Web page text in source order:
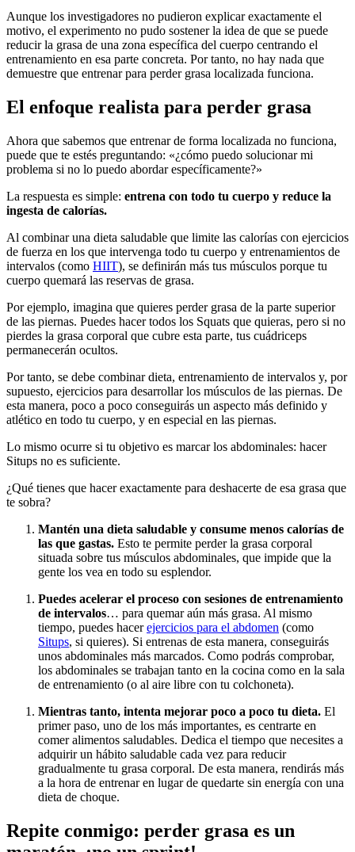
Aunque los investigadores no pudieron explicar exactamente el
motivo, el experimento no pudo sostener la idea de que se puede
reducir la grasa de una zona específica del cuerpo centrando el
entrenamiento en esa parte concreta. Por tanto, no hay nada que
demuestre que entrenar para perder grasa localizada funciona.
El enfoque realista para perder grasa
Ahora que sabemos que entrenar de forma localizada no funciona,
puede que te estés preguntando: «¿cómo puedo solucionar mi
problema si no lo puedo abordar específicamente?»
La respuesta es simple: entrena con todo tu cuerpo y reduce la
ingesta de calorías.
Al combinar una dieta saludable que limite las calorías con ejercicios
de fuerza en los que intervenga todo tu cuerpo y entrenamientos de
intervalos (como HIIT), se definirán más tus músculos porque tu
cuerpo quemará las reservas de grasa.
Por ejemplo, imagina que quieres perder grasa de la parte superior
de las piernas. Puedes hacer todos los Squats que quieras, pero si no
pierdes la grasa corporal que cubre esta parte, tus cuádriceps
permanecerán ocultos.
Por tanto, se debe combinar dieta, entrenamiento de intervalos y, por
supuesto, ejercicios para desarrollar los músculos de las piernas. De
esta manera, poco a poco conseguirás un aspecto más definido y
atlético en todo tu cuerpo, y en especial en las piernas.
Lo mismo ocurre si tu objetivo es marcar los abdominales: hacer
Situps no es suficiente.
¿Qué tienes que hacer exactamente para deshacerte de esa grasa que
te sobra?
Mantén una dieta saludable y consume menos calorías de
las que gastas. Esto te permite perder la grasa corporal
situada sobre tus músculos abdominales, que impide que la
gente los vea en todo su esplendor.
Puedes acelerar el proceso con sesiones de entrenamiento
de intervalos… para quemar aún más grasa. Al mismo
tiempo, puedes hacerejercicios para el abdomen (como
Situps, si quieres). Si entrenas de esta manera, conseguirás
unos abdominales más marcados. Como podrás comprobar,
los abdominales se trabajan tanto en la cocina como en la sala
de entrenamiento (o al aire libre con tu colchoneta).
Mientras tanto, intenta mejorar poco a poco tu dieta. El
primer paso, uno de los más importantes, es centrarte en
comer alimentos saludables. Dedica el tiempo que necesites a
adquirir un hábito saludable cada vez para reducir
gradualmente tu grasa corporal. De esta manera, rendirás más
a la hora de entrenar en lugar de quedarte sin energía con una
dieta de choque.
Repite conmigo: perder grasa es un